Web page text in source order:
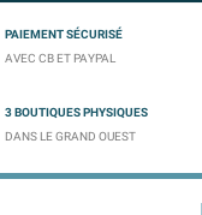
PAIEMENT SÉCURISÉ
AVEC CB ET PAYPAL
3 BOUTIQUES PHYSIQUES
DANS LE GRAND OUEST